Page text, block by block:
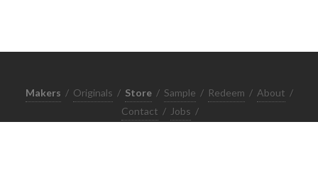
Makers / Originals / Store / Sample / Redeem / About /
Contact / Jobs /